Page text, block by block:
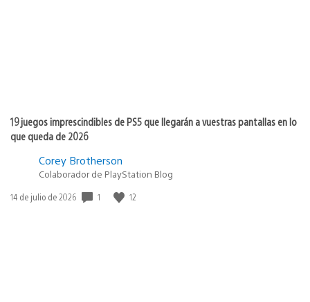
19 juegos imprescindibles de PS5 que llegarán a vuestras pantallas en lo
que queda de 2026
Corey Brotherson
Colaborador de PlayStation Blog
Fecha
14 de julio de 2026 1 12